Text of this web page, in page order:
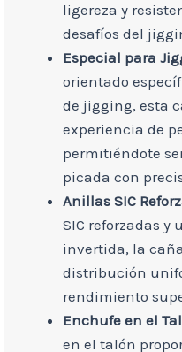
ligereza y
desafíos del
Especial para
orientado
de jigging, esta
experiencia de
permitiéndote
picada con
Anillas SIC
SIC reforzadas y
invertida, la
distribución
rendimiento
Enchufe en el
en el talón